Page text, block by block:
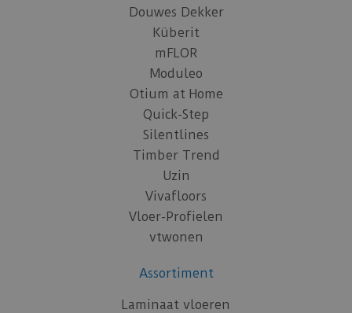
Douwes Dekker
Küberit
mFLOR
Moduleo
Otium at Home
Quick-Step
Silentlines
Timber Trend
Uzin
Vivafloors
Vloer-Profielen
vtwonen
Assortiment
Laminaat vloeren